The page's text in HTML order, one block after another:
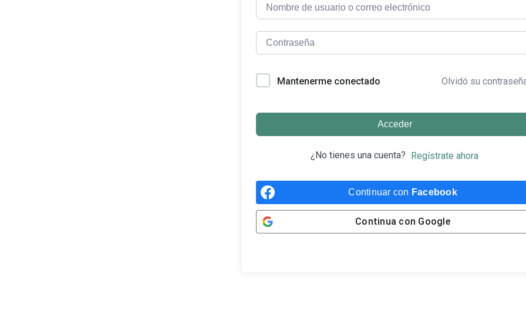
Mantenerme conectado Olvidó su
Acceder
¿No tienes una cuenta? Regístrate ahora
Continuar con Facebook
Continua con Google